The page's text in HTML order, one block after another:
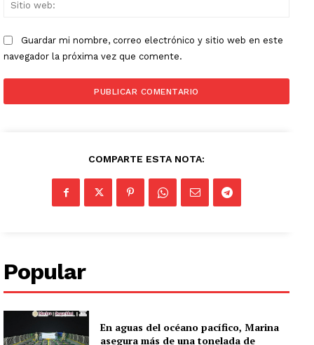
Guardar mi nombre, correo electrónico y sitio web en este
navegador la próxima vez que comente.
COMPARTE ESTA NOTA:
Popular
En aguas del océano pacífico, Marina
asegura más de una tonelada de